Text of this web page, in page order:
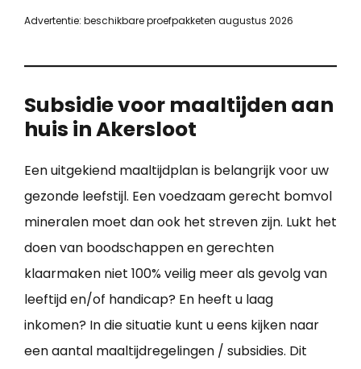
Advertentie: beschikbare proefpakketen augustus 2026
Subsidie voor maaltijden aan
huis in Akersloot
Een uitgekiend maaltijdplan is belangrijk voor uw
gezonde leefstijl. Een voedzaam gerecht bomvol
mineralen moet dan ook het streven zijn. Lukt het
doen van boodschappen en gerechten
klaarmaken niet 100% veilig meer als gevolg van
leeftijd en/of handicap? En heeft u laag
inkomen? In die situatie kunt u eens kijken naar
een aantal maaltijdregelingen / subsidies. Dit